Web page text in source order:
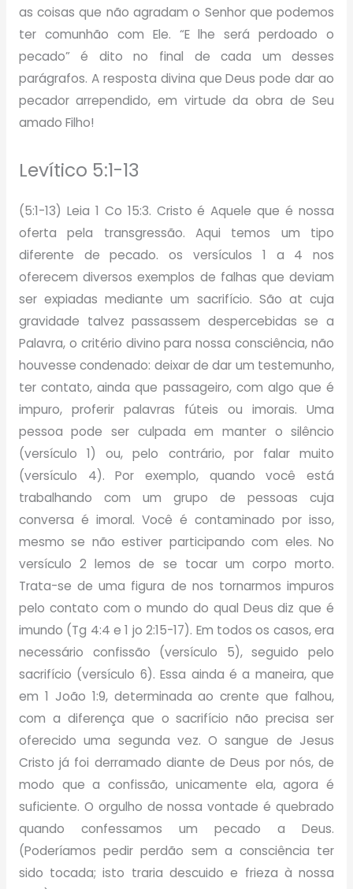
as coisas que não agradam o Senhor que podemos
ter comunhão com Ele. “E lhe será perdoado o
pecado” é dito no final de cada um desses
parágrafos. A resposta divina que Deus pode dar ao
pecador arrependido, em virtude da obra de Seu
amado Filho!
Levítico 5:1-13
(5:1-13) Leia 1 Co 15:3. Cristo é Aquele que é nossa
oferta pela transgressão. Aqui temos um tipo
diferente de pecado. os versículos 1 a 4 nos
oferecem diversos exemplos de falhas que deviam
ser expiadas mediante um sacrifício. São at cuja
gravidade talvez passassem despercebidas se a
Palavra, o critério divino para nossa consciência, não
houvesse condenado: deixar de dar um testemunho,
ter contato, ainda que passageiro, com algo que é
impuro, proferir palavras fúteis ou imorais. Uma
pessoa pode ser culpada em manter o silêncio
(versículo 1) ou, pelo contrário, por falar muito
(versículo 4). Por exemplo, quando você está
trabalhando com um grupo de pessoas cuja
conversa é imoral. Você é contaminado por isso,
mesmo se não estiver participando com eles. No
versículo 2 lemos de se tocar um corpo morto.
Trata-se de uma figura de nos tornarmos impuros
pelo contato com o mundo do qual Deus diz que é
imundo (Tg 4:4 e 1 jo 2:15-17). Em todos os casos, era
necessário confissão (versículo 5), seguido pelo
sacrifício (versículo 6). Essa ainda é a maneira, que
em 1 João 1:9, determinada ao crente que falhou,
com a diferença que o sacrifício não precisa ser
oferecido uma segunda vez. O sangue de Jesus
Cristo já foi derramado diante de Deus por nós, de
modo que a confissão, unicamente ela, agora é
suficiente. O orgulho de nossa vontade é quebrado
quando confessamos um pecado a Deus.
(Poderíamos pedir perdão sem a consciência ter
sido tocada; isto traria descuido e frieza à nossa